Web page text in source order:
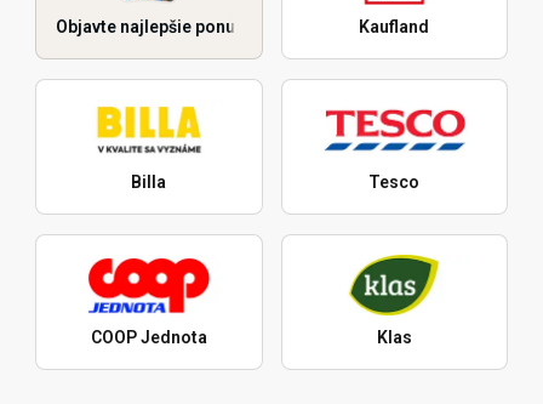
Objavte najlepšie ponuky Kaufland
Billa Tesco
COOP Jednota Klas